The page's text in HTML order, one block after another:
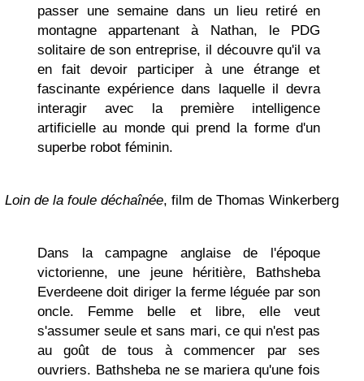
passer une semaine dans un lieu retiré en
montagne appartenant à Nathan, le PDG
solitaire de son entreprise, il découvre qu'il va
en fait devoir participer à une étrange et
fascinante expérience dans laquelle il devra
interagir avec la première intelligence
artificielle au monde qui prend la forme d'un
superbe robot féminin.
Loin de la foule déchaînée, film de Thomas Winkerberg
Dans la campagne anglaise de l'époque
victorienne, une jeune héritière, Bathsheba
Everdeene doit diriger la ferme léguée par son
oncle. Femme belle et libre, elle veut
s'assumer seule et sans mari, ce qui n'est pas
au goût de tous à commencer par ses
ouvriers. Bathsheba ne se mariera qu'une fois